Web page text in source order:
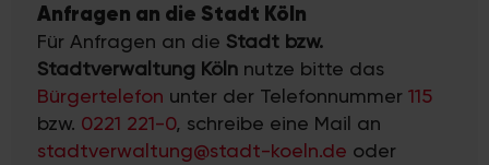
Anfragen an die Stadt Köln
Für Anfragen an die Stadt bzw.
Stadtverwaltung Köln nutze bitte das
Bürgertelefon unter der Telefonnummer 115
bzw. 0221 221-0, schreibe eine Mail an
stadtverwaltung@stadt-koeln.de oder